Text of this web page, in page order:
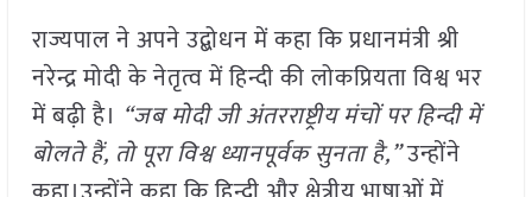
राज्यपाल ने अपने उद्बोधन में कहा कि प्रधानमंत्री श्री
नरेन्द्र मोदी के नेतृत्व में हिन्दी की लोकप्रियता विश्व भर
में बढ़ी है। “जब मोदी जी अंतरराष्ट्रीय मंचों पर हिन्दी में
बोलते हैं, तो पूरा विश्व ध्यानपूर्वक सुनता है,”उन्होंने